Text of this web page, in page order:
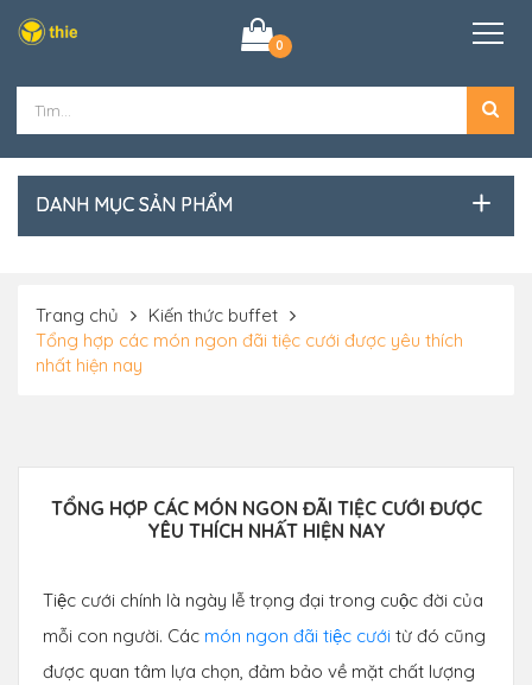
0
DANH MỤC SẢN PHẨM
Trang chủ
Kiến thức buffet
Tổng hợp các món ngon đãi tiệc cưới được yêu thích
nhất hiện nay
TỔNG HỢP CÁC MÓN NGON ĐÃI TIỆC CƯỚI ĐƯỢC
YÊU THÍCH NHẤT HIỆN NAY
Tiệc cưới chính là ngày lễ trọng đại trong cuộc đời của
mỗi con người. Các món ngon đãi tiệc cưới từ đó cũng
được quan tâm lựa chọn, đảm bảo về mặt chất lượng